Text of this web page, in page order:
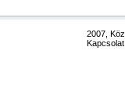
2007,
Kapcsolat